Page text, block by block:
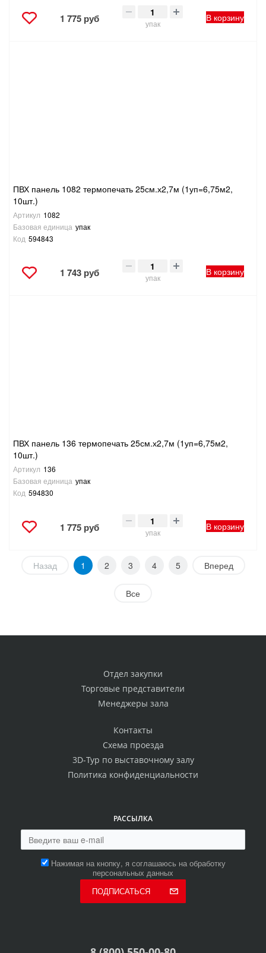
1 775 руб упак
В корзину
ПВХ панель 1082 термопечать 25см.х2,7м (1уп=6,75м2,
10шт.)
Артикул 1082
Базовая единица упак
Код 594843
1 743 руб упак
В корзину
ПВХ панель 136 термопечать 25см.х2,7м (1уп=6,75м2,
10шт.)
Артикул 136
Базовая единица упак
Код 594830
1 775 руб упак
В корзину
Назад 1 2 3 4 5 Вперед
Все
Отдел закупки
Торговые представители
Менеджеры зала
Контакты
Схема проезда
3D-Тур по выставочному залу
Политика конфиденциальности
РАССЫЛКА
Нажимая на кнопку, я соглашаюсь на обработку
персональных данных
ПОДПИСАТЬСЯ